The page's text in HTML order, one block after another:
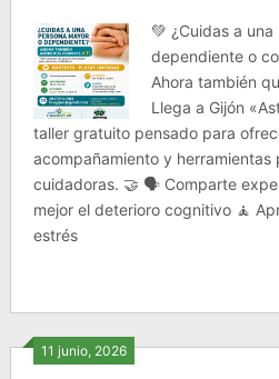
💚 ¿Cuidas a
dependiente o
Ahora también
Llega a Gijón
taller gratuito pensado para
acompañamiento y herramientas
cuidadoras. 🤝 🗣️ Comparte
mejor el deterioro cognitivo 🧘
estrés
11 junio, 2026